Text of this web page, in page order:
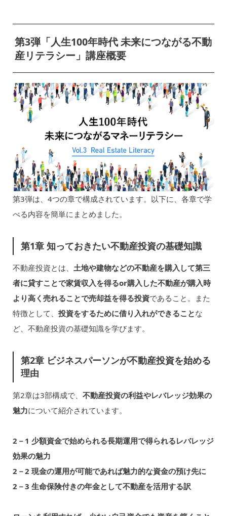
第3弾「人生100年時代 未来につながる不動
産リテラシー」講座概要
第3弾は、4つの章で構成されています。以下に、各章で学
べる内容を簡単にまとめました。
第1章 知っておきたい不動産投資の基礎知識
不動産投資とは、 土地や建物などの不動産を購入して第三
者に貸すことで家賃収入を得るor購入した不動産が購入時
より高く売れることで売却益を得る投資であること。また
特徴として、 投資をするために借り入れができることな
ど、不動産投資の基礎知識を学びます。
第2章 ビジネスパーソンが不動産投資を始める
理由
第2章は3部構成で、 不動産投資の利益やレバレッジ効果の
魅力について紹介されています。
2－1 少額資金で始められる長期運用で得られるレバレッジ
効果の魅力
2－2 現金の運用が可能であれば魅力的な資金の預け先に
2－3 生命保険付きの年金として不動産を活用する訳